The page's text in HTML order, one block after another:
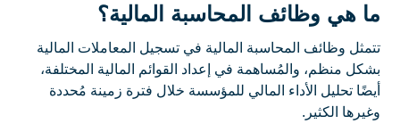
ما هي وظائف المحاسبة المالية؟
تتمثل وظائف المحاسبة المالية في تسجيل المعاملات المالية
بشكل منظم، والمُساهمة في إعداد القوائم المالية المختلفة،
أيضًا تحليل الأداء المالي للمؤسسة خلال فترة زمينة مُحددة
وغيرها الكثير.